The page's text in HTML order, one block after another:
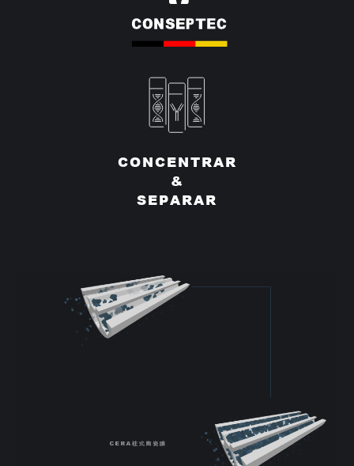
CONCENTRAR
&
SEPARAR